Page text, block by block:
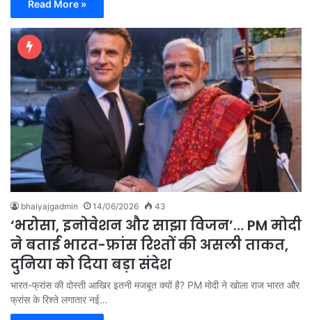
Read More »
bhaiyajgadmin 14/06/2026 43
‘भरोसा, इनोवेशन और साझा विजन’… PM मोदी
ने बताई भारत-फ्रांस रिश्तों की असली ताकत,
दुनिया को दिया बड़ा संदेश
भारत-फ्रांस की दोस्ती आखिर इतनी मजबूत क्यों है? PM मोदी ने खोला राज भारत और
फ्रांस के रिश्ते लगातार नई…